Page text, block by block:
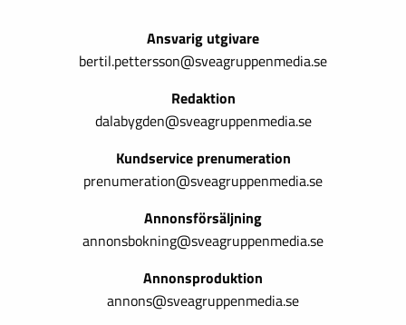
Ansvarig utgivare
bertil.pettersson@sveagruppenmedia.se
Redaktion
dalabygden@sveagruppenmedia.se
Kundservice prenumeration
prenumeration@sveagruppenmedia.se
Annonsförsäljning
annonsbokning@sveagruppenmedia.se
Annonsproduktion
annons@sveagruppenmedia.se